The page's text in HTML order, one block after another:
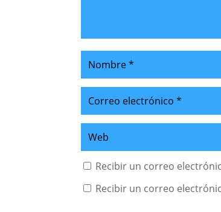
Recibir un correo
Recibir un correo